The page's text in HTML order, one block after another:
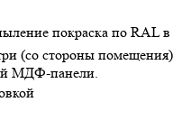
покраска по RAL в
(со стороны помещения)
МДФ-панели.